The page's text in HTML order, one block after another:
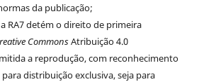
da publicação;
RA7 detém o direito de primeira
CommonsAtribuição 4.0
a reprodução, com reconhecimento
distribuição exclusiva, seja para